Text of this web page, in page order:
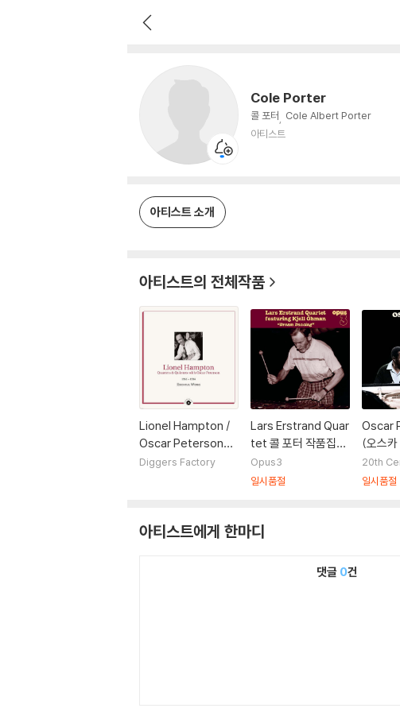
Cole Porter
콜 포터
Cole Albert Porter
아티스트
아티스트 소개
아티스트의 전체작품
Lionel Hampton /
Oscar Peterson
(라이오넬 햄프턴 / 오
Diggers Factory
Lars Erstrand Quar
tet 콜 포터 작품집
(Cole Porter: Drea
m dancing) [LP]
Opus3
일시품절
Oscar
(오스
ays
er
20th
works
일시품절
아티스트에게 한마디
댓글 0건